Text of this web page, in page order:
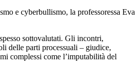
e cyberbullismo, la professoressa Eva
sottovalutati. Gli incontri,
delle parti processuali – giudice,
complessi come l’imputabilità del